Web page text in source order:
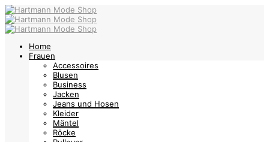
Home
Frauen
Accessoires
Blusen
Business
Jacken
Jeans und Hosen
Kleider
Mäntel
Röcke